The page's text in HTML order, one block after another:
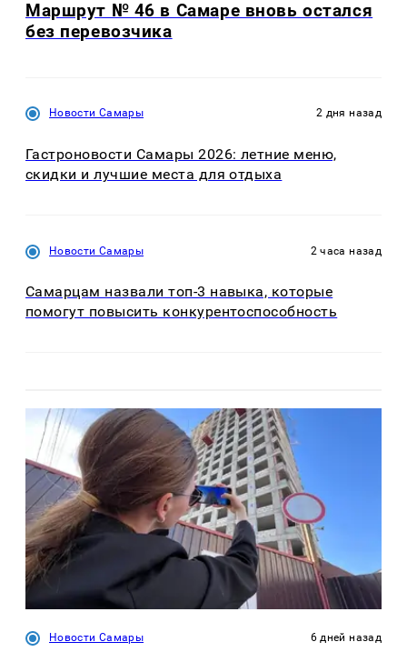
Маршрут № 46 в Самаре вновь остался
без перевозчика
Новости Самары 2 дня назад
Гастроновости Самары 2026: летние меню,
скидки и лучшие места для отдыха
Новости Самары 2 часа назад
Самарцам назвали топ-3 навыка, которые
помогут повысить конкурентоспособность
Новости Самары 6 дней назад